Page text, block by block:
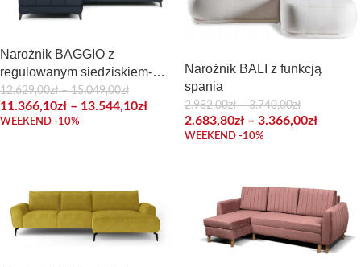
Narożnik BAGGIO z
regulowanym siedziskiem-
skóra naturalna z funkcją
spania i pojemnikiem
12.629,00zł – 15.049,00zł
11.366,10zł – 13.544,10zł
WEEKEND -10%
Narożnik BALI z funkcją
spania
2.982,00zł – 3.740,00zł
2.683,80zł – 3.366,00zł
WEEKEND -10%